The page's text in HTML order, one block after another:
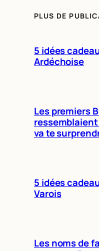
PLUS DE
5 idées
Ardéchoise
Les premiers
va te
5 idées
Varois
Les noms de